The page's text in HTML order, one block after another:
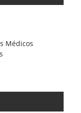
Médicos